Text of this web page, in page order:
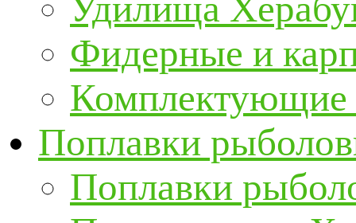
Фидерные и
Поплавки
Поплавки